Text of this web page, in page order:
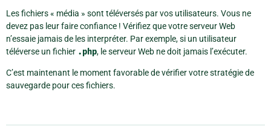
Les fichiers « média » sont téléversés par vos utilisateurs. Vous ne
devez pas leur faire confiance ! Vérifiez que votre serveur Web
n’essaie jamais de les interpréter. Par exemple, si un utilisateur
téléverse un fichier .php, le serveur Web ne doit jamais l’exécuter.
C’est maintenant le moment favorable de vérifier votre stratégie de
sauvegarde pour ces fichiers.